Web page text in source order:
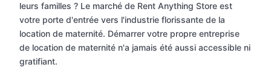
leurs familles ? Le marché de Rent Anything Store est
votre porte d'entrée vers l'industrie florissante de la
location de maternité. Démarrer votre propre entreprise
de location de maternité n'a jamais été aussi accessible ni
gratifiant.